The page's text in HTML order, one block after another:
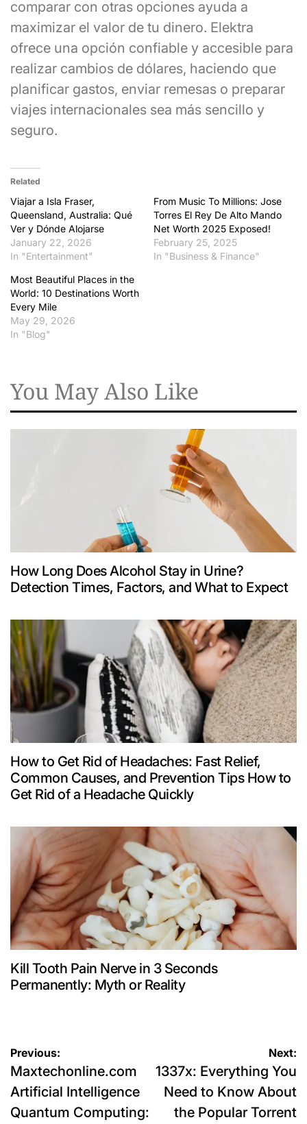
comparar con otras opciones ayuda a
maximizar el valor de tu dinero. Elektra
ofrece una opción confiable y accesible para
realizar cambios de dólares, haciendo que
planificar gastos, enviar remesas o preparar
viajes internacionales sea más sencillo y
seguro.
Related
Viajar a Isla Fraser,
Queensland, Australia: Qué
Ver y Dónde Alojarse
January 22, 2026
In "Entertainment"
From Music To Millions: Jose
Torres El Rey De Alto Mando
Net Worth 2025 Exposed!
February 25, 2025
In "Business & Finance"
Most Beautiful Places in the
World: 10 Destinations Worth
Every Mile
May 29, 2026
In "Blog"
You May Also Like
How Long Does Alcohol Stay in Urine?
Detection Times, Factors, and What to Expect
How to Get Rid of Headaches: Fast Relief,
Common Causes, and Prevention Tips How to
Get Rid of a Headache Quickly
Kill Tooth Pain Nerve in 3 Seconds
Permanently: Myth or Reality
Post
navigation
Previous:
Maxtechonline.com
Artificial Intelligence
Quantum Computing:
Next:
1337x: Everything You
Need to Know About
the Popular Torrent